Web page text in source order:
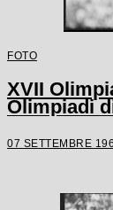
FOTO
XVII
Olimpiadi
07 SETTEMBRE